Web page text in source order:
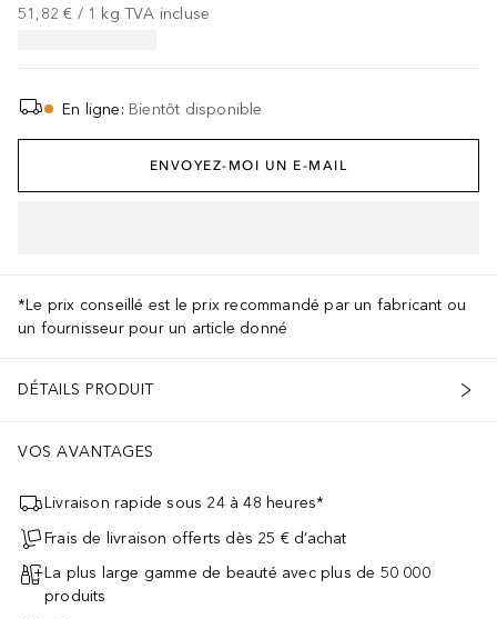
51,82 € / 1 kg TVA incluse
En ligne: Bientôt disponible
ENVOYEZ-MOI UN E-MAIL
*Le prix conseillé est le prix recommandé par un fabricant ou
un fournisseur pour un article donné
DÉTAILS PRODUIT
VOS AVANTAGES
Livraison rapide sous 24 à 48 heures*
Frais de livraison offerts dès 25 € d’achat
La plus large gamme de beauté avec plus de 50 000
produits